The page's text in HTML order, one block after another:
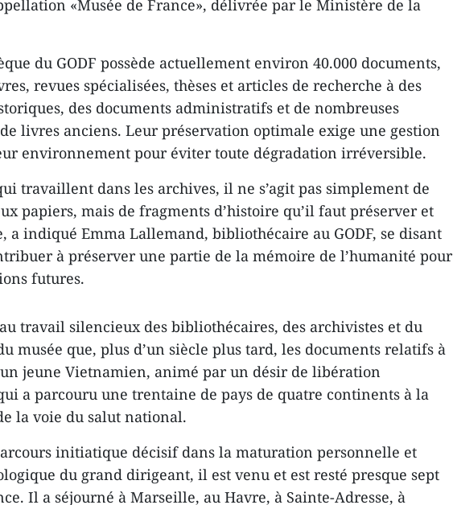
«Musée de France», délivrée par le Ministère de la
du GODF possède actuellement environ 40.000 documents,
revues spécialisées, thèses et articles de recherche à des
des documents administratifs et de nombreuses
livres anciens. Leur préservation optimale exige une gestion
environnement pour éviter toute dégradation irréversible.
travaillent dans les archives, il ne s’agit pas simplement de
papiers, mais de fragments d’histoire qu’il faut préserver et
a indiqué Emma Lallemand, bibliothécaire au GODF, se disant
à préserver une partie de la mémoire de l’humanité pour
futures.
au travail silencieux des bibliothécaires, des archivistes et du
musée que, plus d’un siècle plus tard, les documents relatifs à
jeune Vietnamien, animé par un désir de libération
a parcouru une trentaine de pays de quatre continents à la
la voie du salut national.
initiatique décisif dans la maturation personnelle et
du grand dirigeant, il est venu et est resté presque sept
Il a séjourné à Marseille, au Havre, à Sainte-Adresse, à